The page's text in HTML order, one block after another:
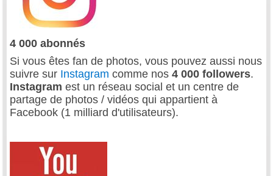
4 000 abonnés
Si vous êtes fan de photos, vous pouvez aussi nous
suivre sur Instagram comme nos 4 000 followers.
Instagram est un réseau social et un centre de
partage de photos / vidéos qui appartient à
Facebook (1 milliard d'utilisateurs).